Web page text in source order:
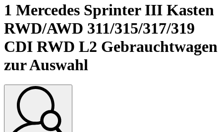
1 Mercedes Sprinter III Kasten
RWD/AWD 311/315/317/319
CDI RWD L2 Gebrauchtwagen
zur Auswahl